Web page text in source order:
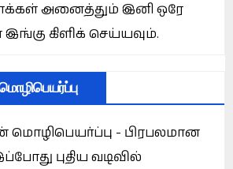
அனைத்தும் இனி ஒரே
கிளிக் செய்யவும்.
மொழிபெயர்ப்பு - பிரபலமான
புதிய வடிவில்